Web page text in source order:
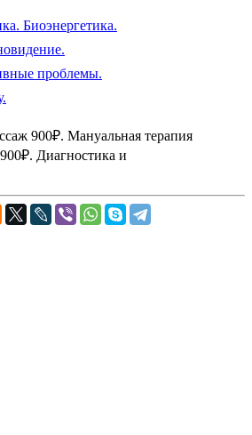
Биоэнергетика.
проблемы.
900₽. Мануальная терапия
Диагностика и